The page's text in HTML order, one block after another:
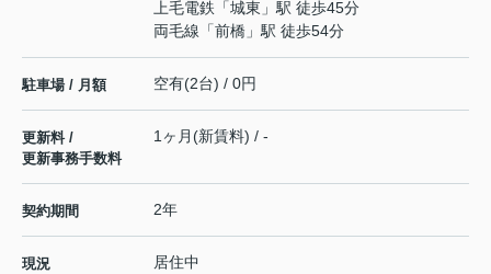
上毛電鉄 「城東 」駅 徒歩45分
両毛線 「前橋 」駅 徒歩54分
駐車場 / 月額 空有(2台) / 0円
更新料 /
更新事務手数料
1ヶ月(新賃料) / -
契約期間 2年
現況 居住中